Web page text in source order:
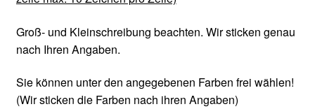
Groß- und Kleinschreibung beachten. Wir sticken genau
nach Ihren Angaben.
Sie können unter den angegebenen Farben frei wählen!
(Wir sticken die Farben nach ihren Angaben)